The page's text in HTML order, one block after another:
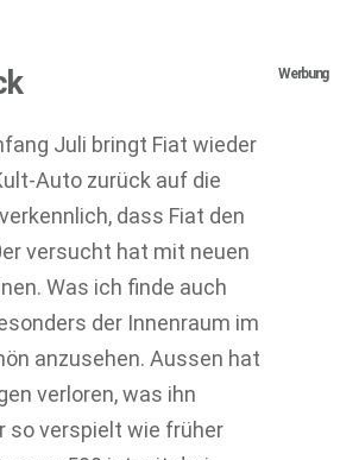
Werbung
Juli bringt Fiat wieder
Auto zurück auf die
dass Fiat den
versucht hat mit neuen
Was ich finde auch
der Innenraum im
anzusehen. Aussen hat
verloren, was ihn
so verspielt wie früher